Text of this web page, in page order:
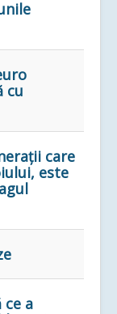
cu
care
este
a